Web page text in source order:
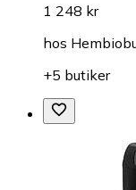
1 248 kr
hos
+5 butiker